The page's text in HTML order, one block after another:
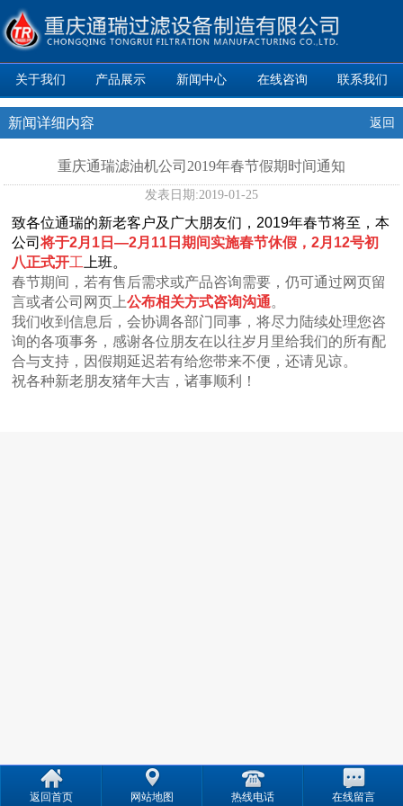
关于我们 产品展示 新闻中心 在线咨询 联系我们
新闻详细内容 返回
重庆通瑞滤油机公司2019年春节假期时间通知
发表日期:2019-01-25
致各位通瑞的新老客户及广大朋友们，2019年春节将至，本
公司将于2月1日—2月11日期间实施春节休假 ，2月12号初
八正式开工上班。
春节期间，若有售后需求或产品咨询需要，仍可通过网页留
言或者公司网页上公布相关方式咨询沟通。
我们收到信息后，会协调各部门同事，将尽力陆续处理您咨
询的各项事务，感谢各位朋友在以往岁月里给我们的所有配
合与支持，因假期延迟若有给您带来不便，还请见谅。
祝各种新老朋友猪年大吉，诸事顺利！
返回首页 网站地图 热线电话 在线留言